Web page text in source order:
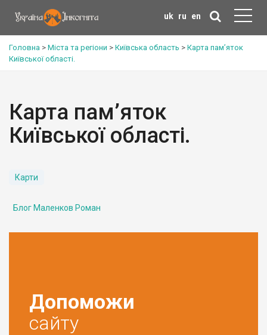
uk ru en
Головна > Міста та регіони > Київська область > Карта пам’яток
Київської області.
Карта пам’яток
Київської області.
Карти
Блог Маленков Роман
Допоможи
сайту